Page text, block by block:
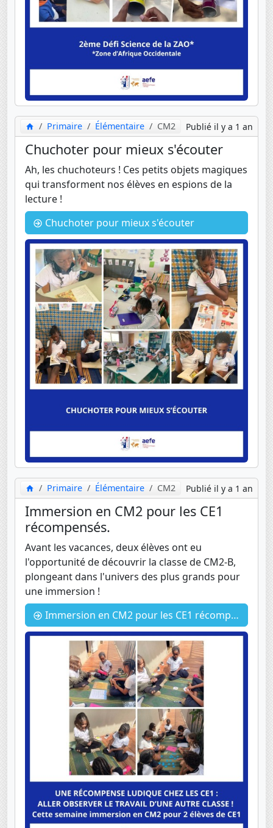
Primaire Élémentaire CM2 Publié il y a 1 an
Chuchoter pour mieux s'écouter
Ah, les chuchoteurs ! Ces petits objets magiques
qui transforment nos élèves en espions de la
lecture !
Chuchoter pour mieux s'écouter
Primaire Élémentaire CM2 Publié il y a 1 an
Immersion en CM2 pour les CE1
récompensés.
Avant les vacances, deux élèves ont eu
l'opportunité de découvrir la classe de CM2-B,
plongeant dans l'univers des plus grands pour
une immersion !
Immersion en CM2 pour les CE1 récompensés.